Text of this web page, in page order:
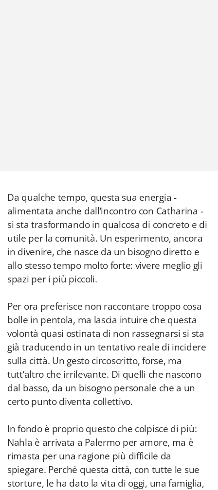
Da qualche tempo, questa sua energia -
alimentata anche dall’incontro con Catharina -
si sta trasformando in qualcosa di concreto e di
utile per la comunità. Un esperimento, ancora
in divenire, che nasce da un bisogno diretto e
allo stesso tempo molto forte: vivere meglio gli
spazi per i più piccoli.
Per ora preferisce non raccontare troppo cosa
bolle in pentola, ma lascia intuire che questa
volontà quasi ostinata di non rassegnarsi si sta
già traducendo in un tentativo reale di incidere
sulla città. Un gesto circoscritto, forse, ma
tutt’altro che irrilevante. Di quelli che nascono
dal basso, da un bisogno personale che a un
certo punto diventa collettivo.
In fondo è proprio questo che colpisce di più:
Nahla è arrivata a Palermo per amore, ma è
rimasta per una ragione più difficile da
spiegare. Perché questa città, con tutte le sue
storture, le ha dato la vita di oggi, una famiglia,